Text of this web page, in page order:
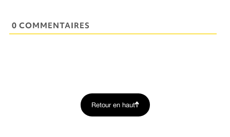
0 COMMENTAIRES
Retour en haut